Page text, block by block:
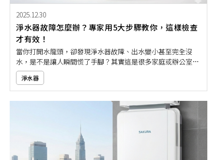
2025.12.30
淨水器故障怎麼辦？專家用5大步驟教你，這樣檢查
才有效！
當你打開水龍頭，卻發現淨水器故障、出水變小甚至完全沒
水，是不是讓人瞬間慌了手腳？其實這是很多家庭或辦公室常
會遇到的問題！無論是水質變差、出水有異味，還是淨水器突
然不運作，大多數情況下都不是嚴重故障，而是可以透過簡單
檢查自行找出原因。如果你還不確定怎麼排除故障，不妨依據
本文的5大步驟教學，讓你在遇到狀況時不再手忙腳亂！
淨水器